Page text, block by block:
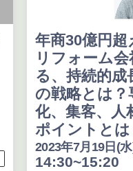
年商30億円超
リフォーム
る、持続的成
の戦略とは？
化、集客、人
ポイントとは
2023年7月19日(
14:30~15:20